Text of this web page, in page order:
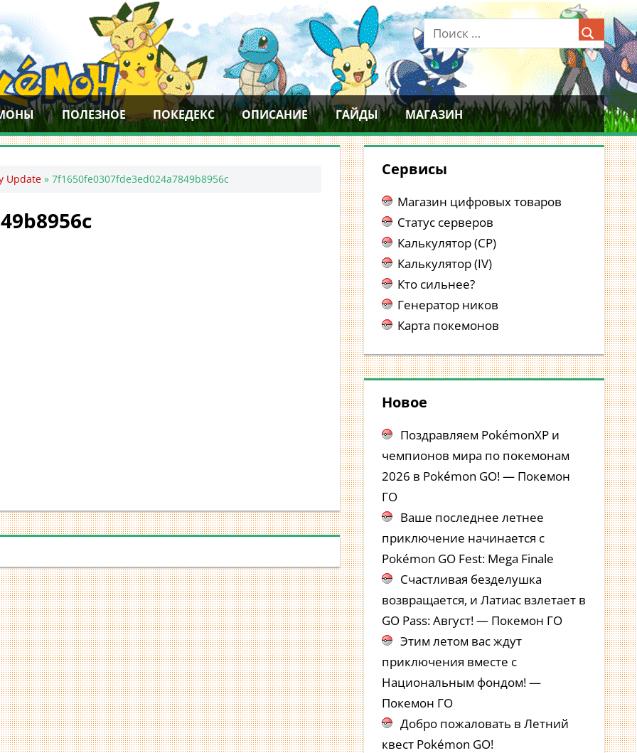
ПОЛЕЗНОЕ ПОКЕДЕКС ОПИСАНИЕ ГАЙДЫ МАГАЗИН
Update» 7f1650fe0307fde3ed024a7849b8956c Сервисы
Магазин цифровых товаров
Статус серверов
Калькулятор (CP)
Калькулятор (IV)
Кто сильнее?
Генератор ников
Карта покемонов
Новое
Поздравляем PokémonXP и
чемпионов мира по покемонам
2026 в Pokémon GO! — Покемон
ГО
Ваше последнее летнее
приключение начинается с
Pokémon GO Fest: Mega Finale
Счастливая безделушка
возвращается, и Латиас взлетает в
GO Pass: Август! — Покемон ГО
Этим летом вас ждут
приключения вместе с
Национальным фондом! —
Покемон ГО
Добро пожаловать в Летний
квест Pokémon GO!